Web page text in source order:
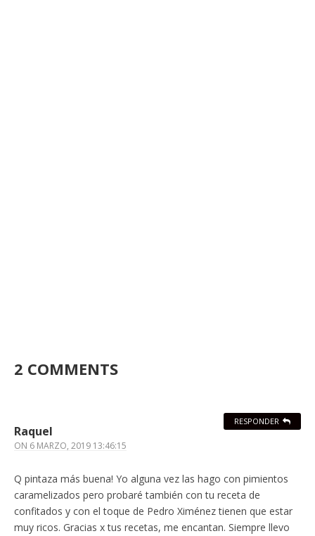
2 COMMENTS
Raquel
ON 6 MARZO, 2019 13:46:15
Q pintaza más buena! Yo alguna vez las hago con pimientos
caramelizados pero probaré también con tu receta de
confitados y con el toque de Pedro Ximénez tienen que estar
muy ricos. Gracias x tus recetas, me encantan. Siempre llevo
RESPONDER